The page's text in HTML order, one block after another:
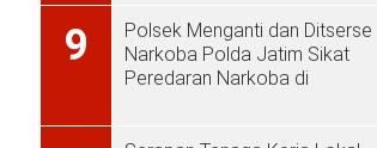
9
Polsek Menganti dan Ditserse
Narkoba Polda Jatim Sikat
Peredaran Narkoba di